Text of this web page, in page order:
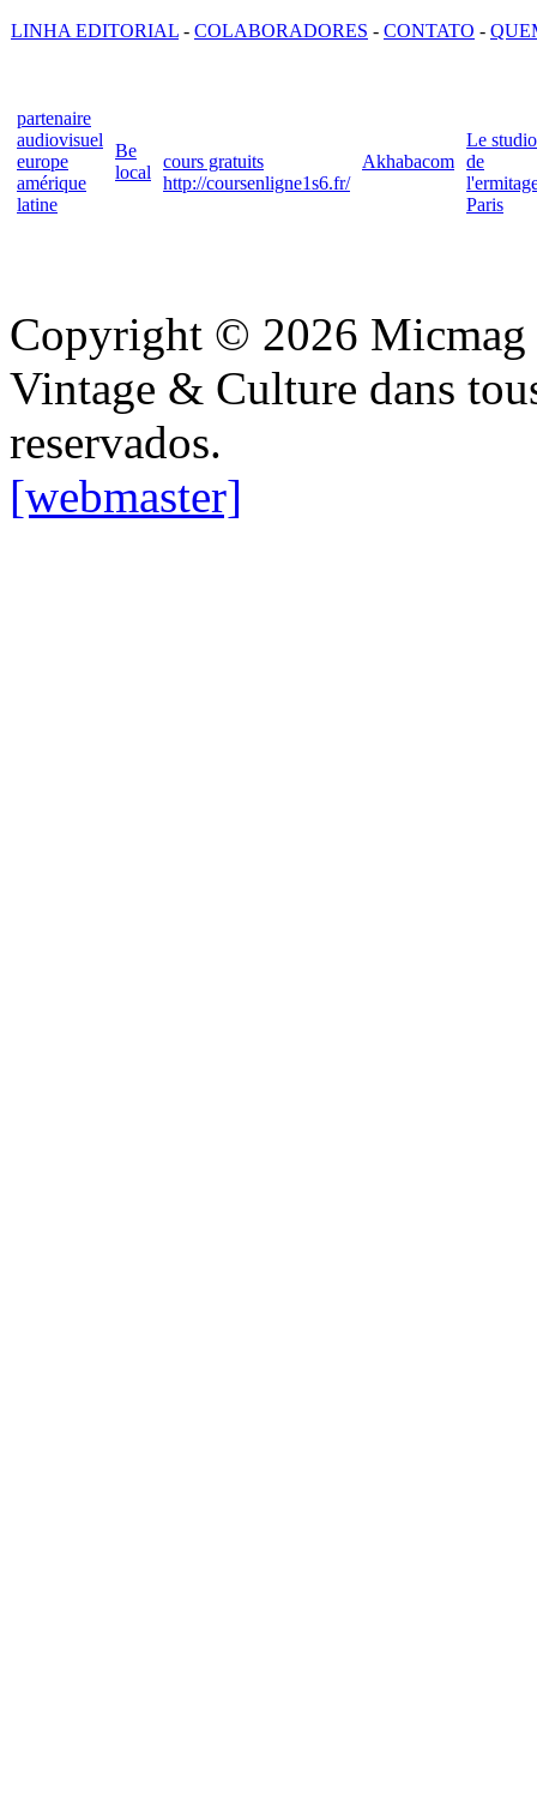
LINHA EDITORIAL - COLABORADORES - CONTATO -
partenaire
audiovisuel
europe
amérique
latine
Be
local
cours gratuits
http://coursenligne1s6.fr/
Akhabacom
Le studio
de
Paris
Copyright © 2026 Micmag
Vintage & Culture dans
reservados.
[webmaster]